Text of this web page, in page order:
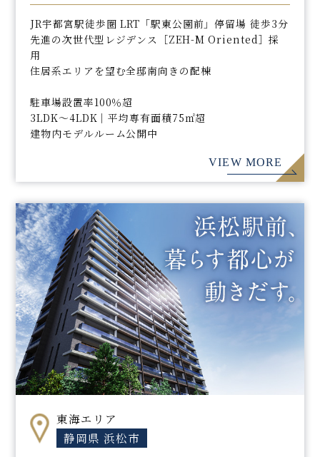
JR宇都宮駅徒歩圏 LRT「駅東公園前」停留場 徒歩3分
先進の次世代型レジデンス［ZEH-M Oriented］採
用
住居系エリアを望む全邸南向きの配棟
駐車場設置率100％超
3LDK～4LDK｜平均専有面積75㎡超
建物内モデルルーム公開中
VIEW MORE
東海エリア
静岡県 浜松市